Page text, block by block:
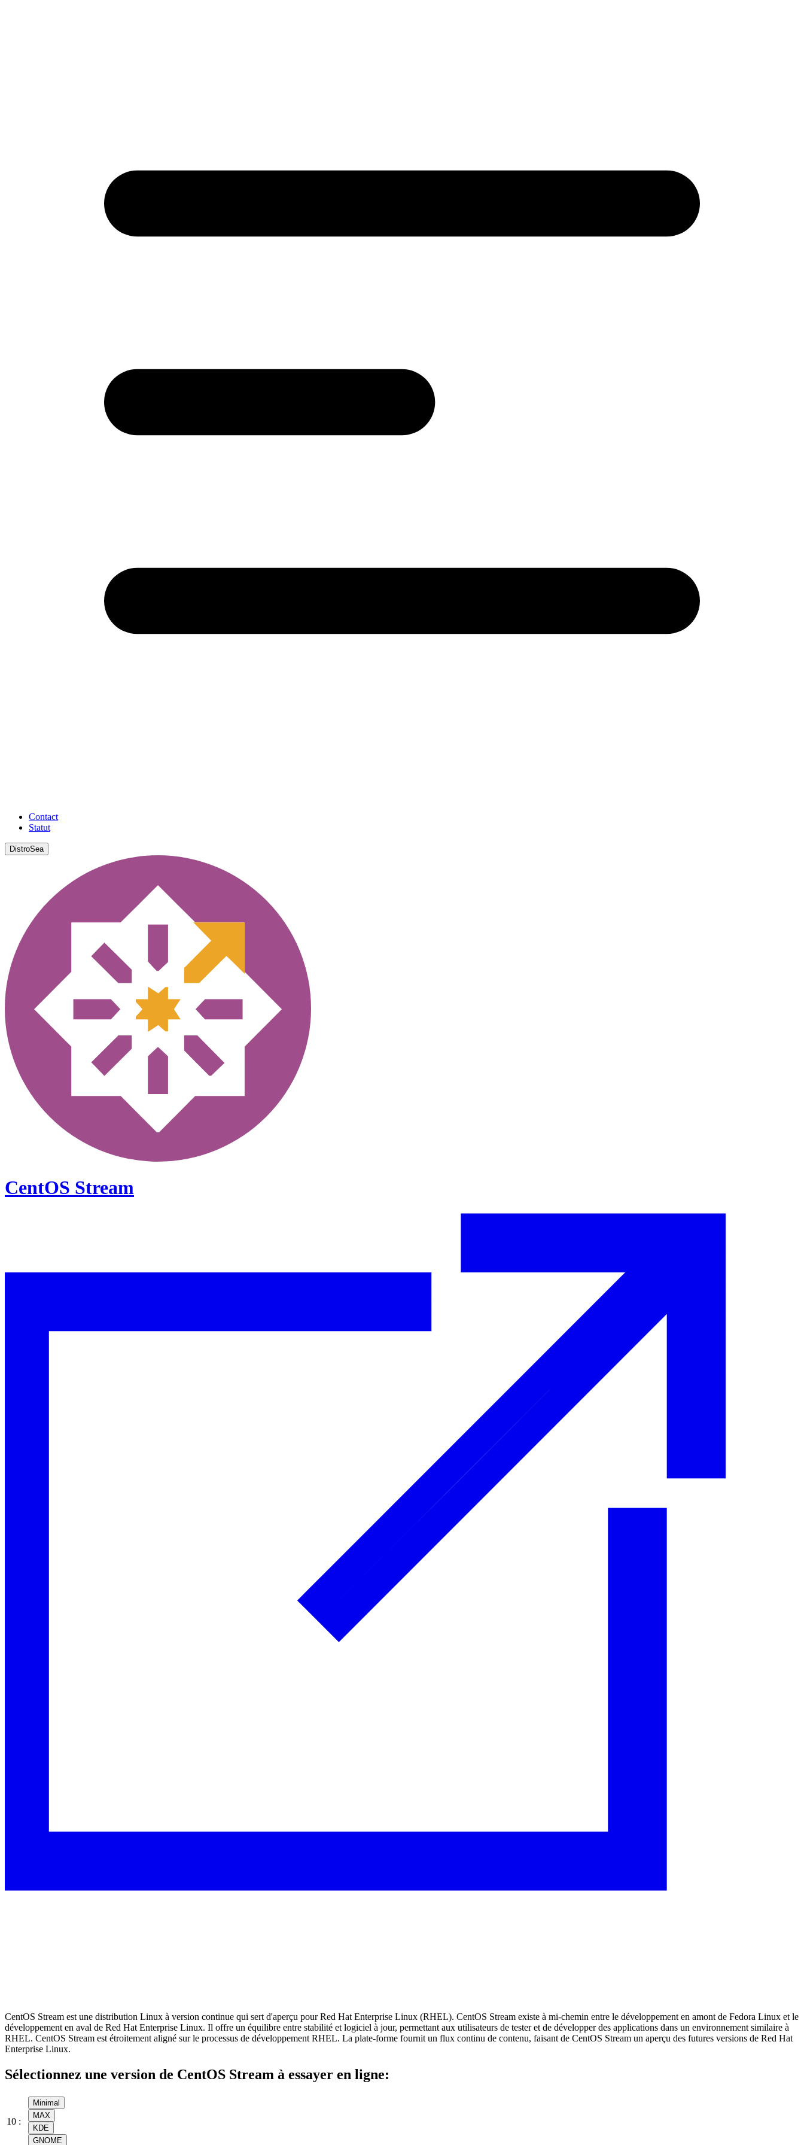
Contact
Statut
DistroSea
CentOS Stream
CentOS Stream est une distribution Linux à version continue qui sert d'aperçu pour Red Hat Enterprise Linux (RHEL). CentOS Stream existe à mi-chemin entre le développement en amont de Fedora Linux et le
développement en aval de Red Hat Enterprise Linux. Il offre un équilibre entre stabilité et logiciel à jour, permettant aux utilisateurs de tester et de développer des applications dans un environnement similaire à
RHEL. CentOS Stream est étroitement aligné sur le processus de développement RHEL. La plate-forme fournit un flux continu de contenu, faisant de CentOS Stream un aperçu des futures versions de Red Hat
Enterprise Linux.
Sélectionnez une version de CentOS Stream à essayer en ligne:
10 :
Minimal
MAX
KDE
GNOME